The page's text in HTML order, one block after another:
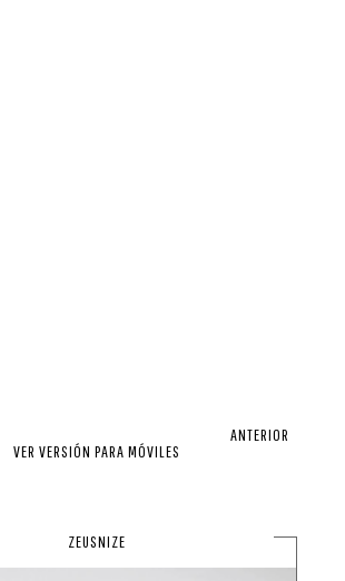
ANTERIOR
VER VERSIÓN PARA MÓVILES
ZEUSNIZE